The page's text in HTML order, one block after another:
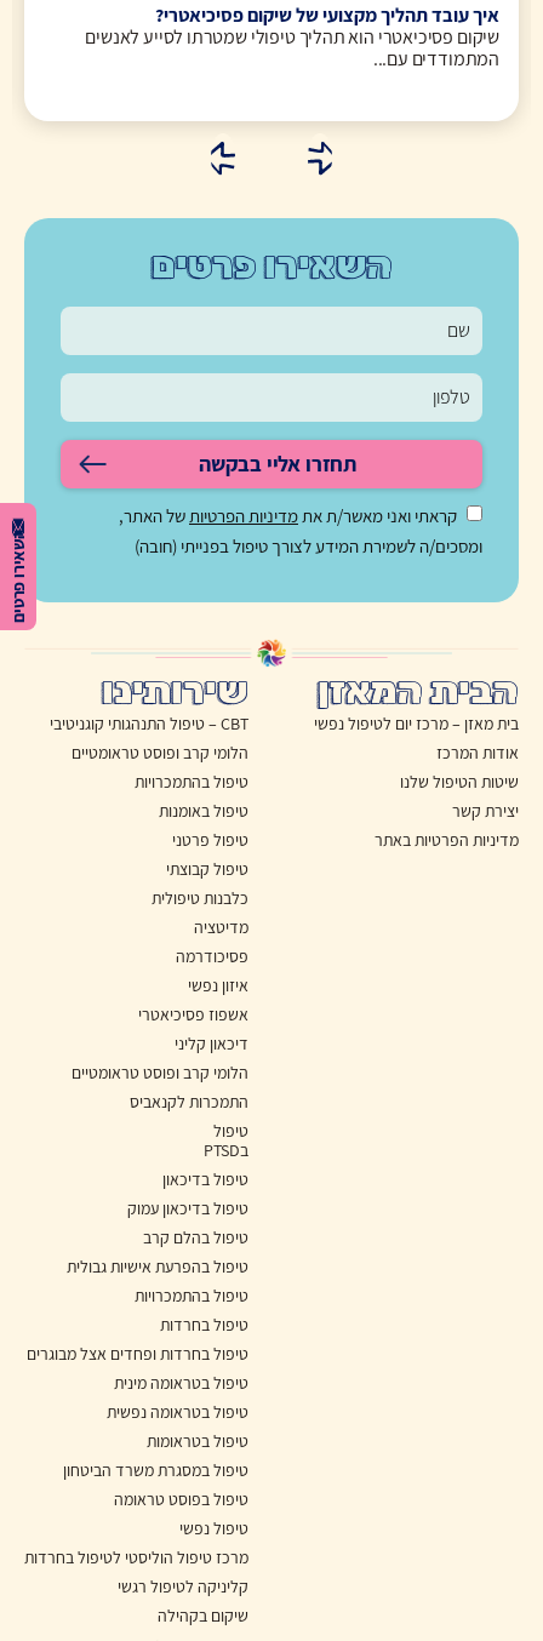
השאירו פרטים
איך עובד תהליך מקצועי של שיקום פסיכיאטרי?
שיקום פסיכיאטרי הוא תהליך טיפולי שמטרתו לסייע לאנשים
המתמודדים עם...
השאירו פרטים
תחזרו אליי בבקשה
קראתי ואני מאשר/ת את מדיניות הפרטיות של האתר,
ומסכים/ה לשמירת המידע לצורך טיפול בפנייתי (חובה)
הבית המאזן
בית מאזן – מרכז יום לטיפול נפשי
אודות המרכז
שיטות הטיפול שלנו
יצירת קשר
מדיניות הפרטיות באתר
שירותינו
CBT – טיפול התנהגותי קוגניטיבי
הלומי קרב ופוסט טראומטיים
טיפול בהתמכרויות
טיפול באומנות
טיפול פרטני
טיפול קבוצתי
כלבנות טיפולית
מדיטציה
פסיכודרמה
איזון נפשי
אשפוז פסיכיאטרי
דיכאון קליני
הלומי קרב ופוסט טראומטיים
התמכרות לקנאביס
טיפול
בPTSD
טיפול בדיכאון
טיפול בדיכאון עמוק
טיפול בהלם קרב
טיפול בהפרעת אישיות גבולית
טיפול בהתמכרויות
טיפול בחרדות
טיפול בחרדות ופחדים אצל מבוגרים
טיפול בטראומה מינית
טיפול בטראומה נפשית
טיפול בטראומות
טיפול במסגרת משרד הביטחון
טיפול בפוסט טראומה
טיפול נפשי
מרכז טיפול הוליסטי לטיפול בחרדות
קליניקה לטיפול רגשי
שיקום בקהילה